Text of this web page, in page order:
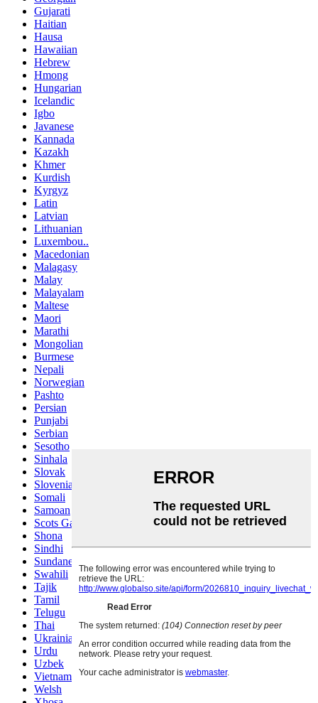
Gujarati
Haitian
Hausa
Hawaiian
Hebrew
Hmong
Hungarian
Icelandic
Igbo
Javanese
Kannada
Kazakh
Khmer
Kurdish
Kyrgyz
Latin
Latvian
Lithuanian
Luxembou..
Macedonian
Malagasy
Malay
Malayalam
Maltese
Maori
Marathi
Mongolian
Burmese
Nepali
Norwegian
Pashto
Persian
Punjabi
Serbian
Sesotho
Sinhala
Slovak
Slovenian
Somali
Samoan
Scots Gaelic
Shona
Sindhi
Sundanese
Swahili
Tajik
Tamil
Telugu
Thai
Ukrainian
Urdu
Uzbek
Vietnamese
Welsh